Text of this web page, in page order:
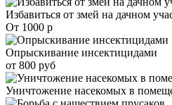
Избавиться от змей на дачном
От 1000 р
Опрыскивание инсектицидами
от 800 руб
Уничтожение насекомых в